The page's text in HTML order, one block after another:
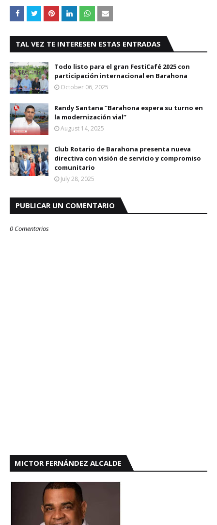
TAL VEZ TE INTERESEN ESTAS ENTRADAS
Todo listo para el gran FestiCafé 2025 con
participación internacional en Barahona
October 06, 2025
Randy Santana “Barahona espera su turno en
la modernización vial”
August 14, 2025
Club Rotario de Barahona presenta nueva
directiva con visión de servicio y compromiso
comunitario
July 28, 2025
PUBLICAR UN COMENTARIO
0 Comentarios
MICTOR FERNÁNDEZ ALCALDE